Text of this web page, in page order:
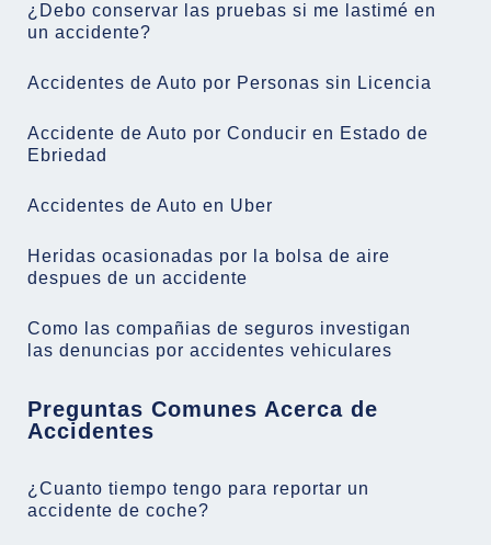
¿Debo conservar las pruebas si me lastimé en
un accidente?
Accidentes de Auto por Personas sin Licencia
Accidente de Auto por Conducir en Estado de
Ebriedad
Accidentes de Auto en Uber
Heridas ocasionadas por la bolsa de aire
despues de un accidente
Como las compañias de seguros investigan
las denuncias por accidentes vehiculares
Preguntas Comunes Acerca de
Accidentes
¿Cuanto tiempo tengo para reportar un
accidente de coche?